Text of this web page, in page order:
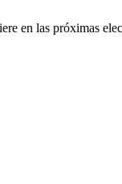
en las próximas